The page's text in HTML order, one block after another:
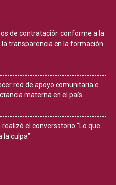
de contratación conforme a la
transparencia en la formación
red de apoyo comunitaria e
materna en el país
el conversatorio “Lo que
la culpa”